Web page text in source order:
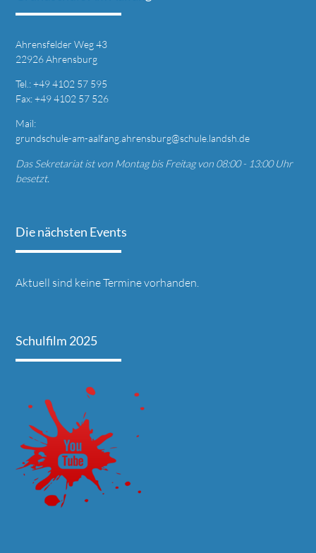
Ahrensfelder Weg 43
22926 Ahrensburg
Tel.: +494102 57 595
Fax: +49 4102 57 526
Mail:
grundschule-am-aalfang.ahrensburg@schule.landsh.de
Das Sekretariat ist von Montag bis Freitag von 08:00 - 13:00 Uhr
besetzt.
Die nächsten Events
Aktuell sind keine Termine vorhanden.
Schulfilm 2025